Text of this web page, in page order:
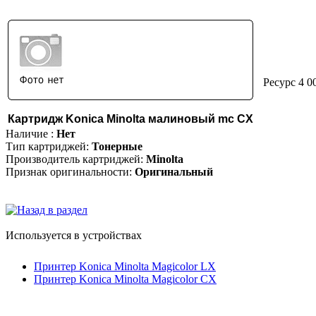
Картридж Konica Minolta малиновый mc CX
Ресурс 4
Наличие : Нет
Тип картриджей: Тонерные
Производитель картриджей: Minolta
Признак оригинальности: Оригинальный
Используется в устройствах
Принтер Konica Minolta Magicolor LX
Принтер Konica Minolta Magicolor CX